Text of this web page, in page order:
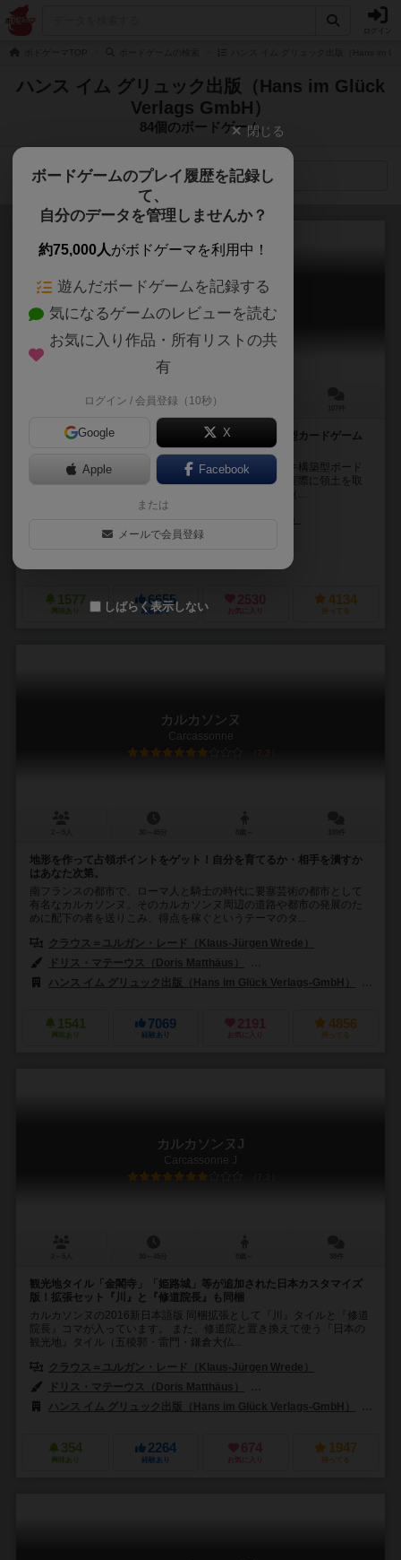
ハンス イム グリュック出版（Hans im Glück
Verlags GmbH）
84個のボードゲーム
検索メニュー
ドミニオン
Dominion
30分前後
領土拡大を目指し、デッキを構築・強化しよう！成長型カードゲーム
自分の王国を発展・拡大し、他の王国と競い合うデッキ構築型ボード
ゲームです。ドミニオンとは「領土」のことですが、実際に領土を取
り合う訳ではありません。自分の所持するカードの束（...
マサイアス・カトライン（Matthias Catrein）
リオ グランデ ゲームス（Rio
1577
興味あり
6655
経験あり
2530
お気に入り
4134
持ってる
カルカソンヌ
Carcassonne
7.2
地形を作って占領ポイントをゲット！自分を育てるか・相手を潰すか
はあなた次第。
南フランスの都市で、ローマ人と騎士の時代に要塞芸術の都市として
有名なカルカソンヌ。そのカルカソンヌ周辺の道路や都市の発展のた
めに配下の者を送りこみ、得点を稼ぐというテーマのタ...
クラウス＝ユルガン・レード（Klaus-Jürgen Wrede）
ドリス・マテーウス（Doris Matthäus）
ハンス イム グリュック出版（Hans im Glück Verlags-GmbH）
1541
興味あり
7069
経験あり
2191
お気に入り
4856
持ってる
カルカソンヌJ
Carcassonne J
7.2
観光地タイル「金閣寺」「姫路城」等が追加された日本カスタマイズ
版！拡張セット『川』と『修道院長』も同梱
カルカソンヌの2016新日本語版 同梱拡張として『川』タイルと『修道
院長』コマが入っています。 また、修道院と置き換えて使う『日本の
観光地』タイル（五稜郭・雷門・鎌倉大仏...
クラウス＝ユルガン・レード（Klaus-Jürgen Wrede）
ドリス・マテーウス（Doris Matthäus）
ハンス イム グリュック出版（Hans im Glück Verlags-GmbH）
354
興味あり
2264
経験あり
674
お気に入り
1947
持ってる
閉じる
ボードゲームのプレイ履歴を記録し
て、
自分のデータを管理しませんか？
約75,000人がボドゲーマを利用中！
遊んだボードゲームを記録する
気になるゲームのレビューを読む
お気に入り作品・所有リストの共
有
ログイン / 会員登録（10秒）
Google X
Apple Facebook
または
メールで会員登録
しばらく表示しない